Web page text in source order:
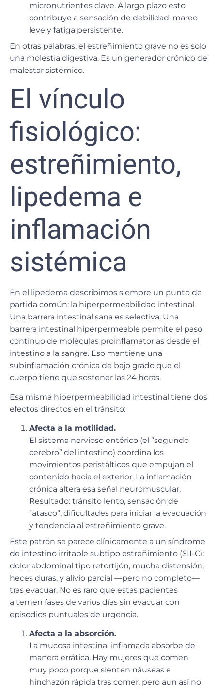
micronutrientes clave. A largo plazo esto
contribuye a sensación de debilidad, mareo
leve y fatiga persistente.
En otras palabras: el estreñimiento grave no es solo
una molestia digestiva. Es un generador crónico de
malestar sistémico.
El vínculo
fisiológico:
estreñimiento,
lipedema e
inflamación
sistémica
En el lipedema describimos siempre un punto de
partida común: la hiperpermeabilidad intestinal.
Una barrera intestinal sana es selectiva. Una
barrera intestinal hiperpermeable permite el paso
continuo de moléculas proinflamatorias desde el
intestino a la sangre. Eso mantiene una
subinflamación crónica de bajo grado que el
cuerpo tiene que sostener las 24 horas.
Esa misma hiperpermeabilidad intestinal tiene dos
efectos directos en el tránsito:
Afecta a la motilidad.
El sistema nervioso entérico (el “segundo
cerebro” del intestino) coordina los
movimientos peristálticos que empujan el
contenido hacia el exterior. La inflamación
crónica altera esa señal neuromuscular.
Resultado: tránsito lento, sensación de
“atasco”, dificultades para iniciar la evacuación
y tendencia al estreñimiento grave.
Este patrón se parece clínicamente a un síndrome
de intestino irritable subtipo estreñimiento (SII-C):
dolor abdominal tipo retortijón, mucha distensión,
heces duras, y alivio parcial —pero no completo—
tras evacuar. No es raro que estas pacientes
alternen fases de varios días sin evacuar con
episodios puntuales de urgencia.
Afecta a la absorción.
La mucosa intestinal inflamada absorbe de
manera errática. Hay mujeres que comen
muy poco porque sienten náuseas e
hinchazón rápida tras comer, pero aun así no